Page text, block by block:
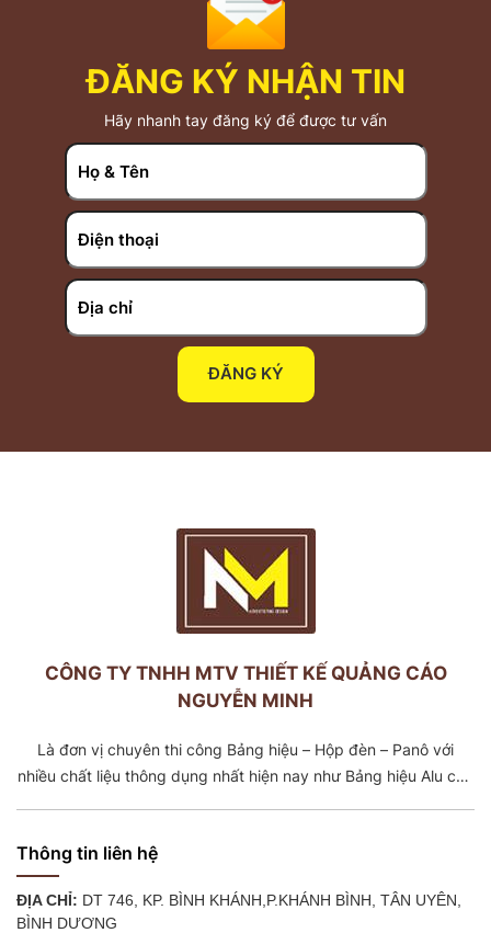
ĐĂNG KÝ NHẬN TIN
Hãy nhanh tay đăng ký để được tư vấn
ĐĂNG KÝ
CÔNG TY TNHH MTV THIẾT KẾ QUẢNG CÁO
NGUYỄN MINH
Là đơn vị chuyên thi công Bảng hiệu – Hộp đèn – Panô với
nhiều chất liệu thông dụng nhất hiện nay như Bảng hiệu Alu chữ
Thông tin liên hệ
ĐỊA CHỈ: DT 746, KP. BÌNH KHÁNH,P.KHÁNH BÌNH, TÂN UYÊN,
BÌNH DƯƠNG